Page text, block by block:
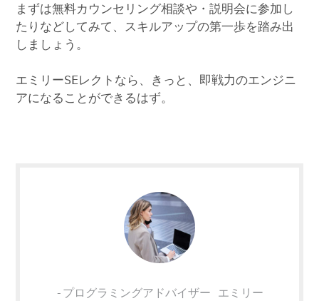
まずは無料カウンセリング相談や・説明会に参加し
たりなどしてみて、スキルアップの第一歩を踏み出
しましょう。
エミリーSEレクトなら、きっと、即戦力のエンジニ
アになることができるはず。
-プログラミングアドバイザー エミリー